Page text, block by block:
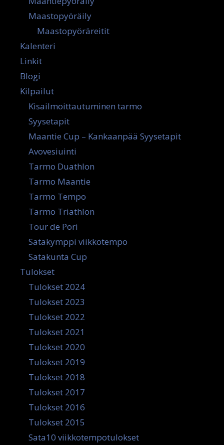
Maastopyöräily
Maastopyöräreitit
Kalenteri
Linkit
Blogi
Kilpailut
Kisailmoittautuminen tarmo
Syysetapit
Maantie Cup – Kankaanpää Syysetapit
Avovesiuinti
Tarmo Duathlon
Tarmo Maantie
Tarmo Tempo
Tarmo Triathlon
Tour de Pori
Satakymppi viikkotempo
Satakunta Cup
Tulokset
Tulokset 2024
Tulokset 2023
Tulokset 2022
Tulokset 2021
Tulokset 2020
Tulokset 2019
Tulokset 2018
Tulokset 2017
Tulokset 2016
Tulokset 2015
Sata10 viikkotempotulokset